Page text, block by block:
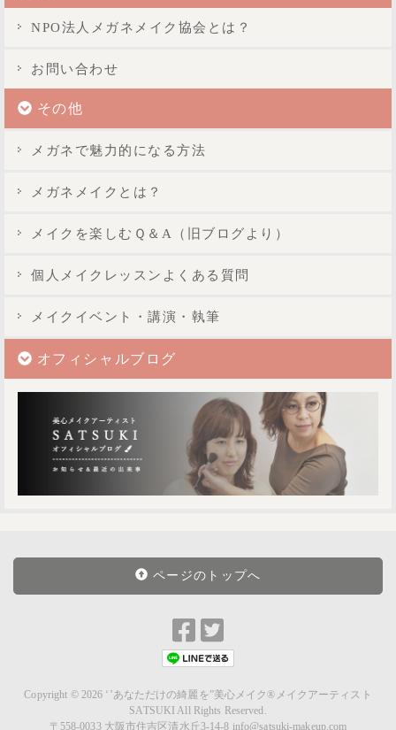
NPO法人メガネメイク協会とは？
お問い合わせ
その他
メガネで魅力的になる方法
メガネメイクとは？
メイクを楽しむＱ＆A（旧ブログより）
個人メイクレッスンよくある質問
メイクイベント・講演・執筆
オフィシャルブログ
ページのトップへ
Facebook
で
シ
ェ
ア
で
シ
ェ
ア
Copyright © 2026 ‘’あなただけの綺麗を”美心メイク®メイクアーティスト
SATSUKI All Rights Reserved.
〒558-0033 大阪市住吉区清水丘3-14-8 info@satsuki-makeup.com